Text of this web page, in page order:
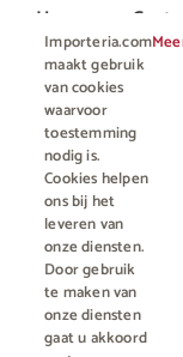
Horeca en
Vakhandel
© Copyright 2012
Importeria.com
maakt gebruik
van cookies
waarvoor
toestemming
nodig is.
Cookies helpen
ons bij het
leveren van
onze diensten.
Door gebruik
te maken van
onze diensten
gaat u akkoord